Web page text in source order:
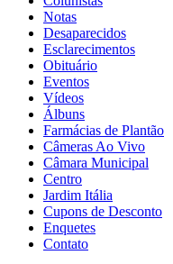
Notas
Desaparecidos
Esclarecimentos
Obituário
Eventos
Vídeos
Álbuns
Farmácias de Plantão
Câmeras Ao Vivo
Câmara Municipal
Centro
Jardim Itália
Cupons de Desconto
Enquetes
Contato